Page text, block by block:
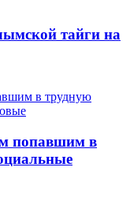
тайги на
попавшим в